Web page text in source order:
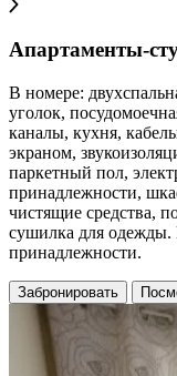
Апартаменты-
В номере:
уголок,
каналы, кухня,
экраном,
паркетный пол,
принадлежности,
чистящие средства,
сушилка для одежды.
принадлежности.
Забронировать